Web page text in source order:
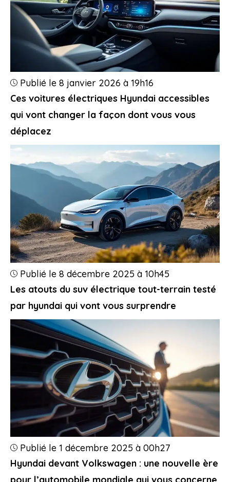
Ces voitures électriques Hyundai accessibles
qui vont changer la façon dont vous vous
déplacez
Publié le 8 janvier 2026 à 19h16
Les atouts du suv électrique tout-terrain testé
par hyundai qui vont vous surprendre
Publié le 8 décembre 2025 à 10h45
Hyundai devant Volkswagen : une nouvelle ère
Publié le 1 décembre 2025 à 00h27